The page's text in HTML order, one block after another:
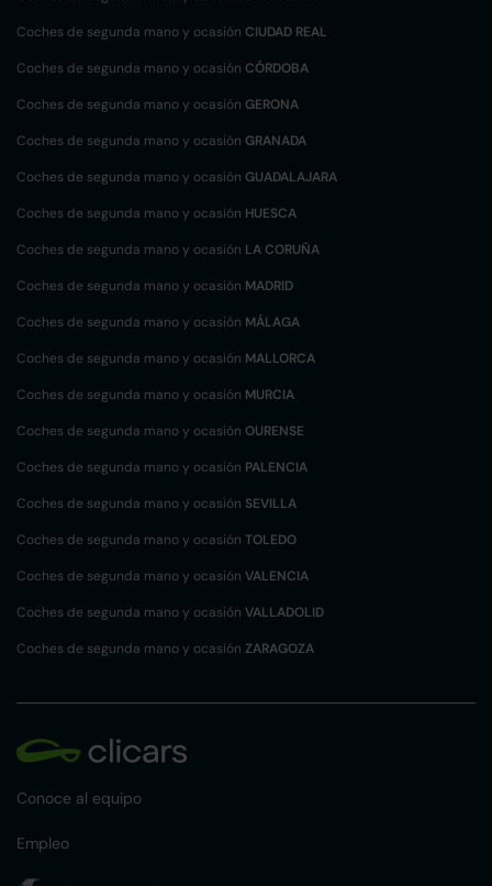
Coches de segunda mano y ocasión CIUDAD REAL
Coches de segunda mano y ocasión CÓRDOBA
Coches de segunda mano y ocasión GERONA
Coches de segunda mano y ocasión GRANADA
Coches de segunda mano y ocasión GUADALAJARA
Coches de segunda mano y ocasión HUESCA
Coches de segunda mano y ocasión LA CORUÑA
Coches de segunda mano y ocasión MADRID
Coches de segunda mano y ocasión MÁLAGA
Coches de segunda mano y ocasión MALLORCA
Coches de segunda mano y ocasión MURCIA
Coches de segunda mano y ocasión OURENSE
Coches de segunda mano y ocasión PALENCIA
Coches de segunda mano y ocasión SEVILLA
Coches de segunda mano y ocasión TOLEDO
Coches de segunda mano y ocasión VALENCIA
Coches de segunda mano y ocasión VALLADOLID
Coches de segunda mano y ocasión ZARAGOZA
Conoce al equipo
Empleo